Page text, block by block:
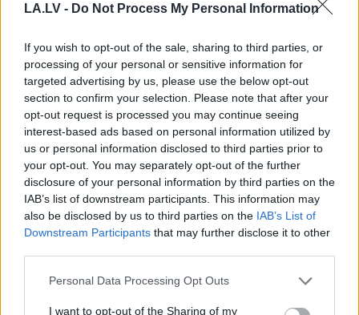
LA.LV - Do Not Process My Personal Information
If you wish to opt-out of the sale, sharing to third parties, or
processing of your personal or sensitive information for
targeted advertising by us, please use the below opt-out
section to confirm your selection. Please note that after your
opt-out request is processed you may continue seeing
interest-based ads based on personal information utilized by
us or personal information disclosed to third parties prior to
your opt-out. You may separately opt-out of the further
disclosure of your personal information by third parties on the
IAB’s list of downstream participants. This information may
also be disclosed by us to third parties on the IAB’s List of
Downstream Participants that may further disclose it to other
Please note that this website/app uses one or more Google
not limited to your visit or usage behaviour. You may click to
Personal Data Processing Opt Outs
I want to opt-out of the Sharing of my
ģenerālis
prognozē katastrofu
Krievijai: “Ja viņi izšķirtos
par šo politisko absurdu…”
Vecrīgu ir, bet cilvēku
sabiedrisko